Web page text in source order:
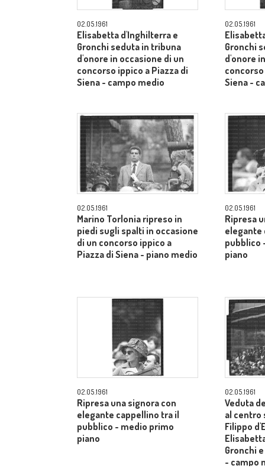
02.05.1961
Elisabetta d'Inghilterra e
Gronchi seduta in tribuna
d'onore in occasione di un
concorso ippico a Piazza di
Siena - campo medio
02.05.1961
Gronchi
d'onore
Siena -
02.05.1961
Marino Torlonia ripreso in
piedi sugli spalti in occasione
di un concorso ippico a
Piazza di Siena - piano medio
02.05.1961
Ripresa
elegante
pubblico
piano
02.05.1961
Ripresa una signora con
elegante cappellino tra il
pubblico - medio primo
piano
02.05.1961
Veduta
al centro
Filippo
Gronchi
- campo